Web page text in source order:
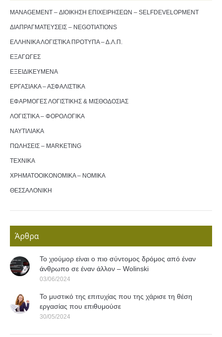
MANAGEMENT – ΔΙΟΙΚΗΣΗ ΕΠΙΧΕΙΡΗΣΕΩΝ – SELFDEVELOPMENT
ΔΙΑΠΡΑΓΜΑΤΕΥΣΕΙΣ – NEGOTIATIONS
ΕΛΛΗΝΙΚΑ ΛΟΓΙΣΤΙΚΑ ΠΡΟΤΥΠΑ – Δ.Λ.Π.
ΕΞΑΓΩΓΕΣ
ΕΞΕΙΔΙΚΕΥΜΕΝΑ
ΕΡΓΑΣΙΑΚΑ – ΑΣΦΑΛΙΣΤΙΚΑ
ΕΦΑΡΜΟΓΕΣ ΛΟΓΙΣΤΙΚΗΣ & ΜΙΣΘΟΔΟΣΙΑΣ
ΛΟΓΙΣΤΙΚΑ – ΦΟΡΟΛΟΓΙΚΑ
ΝΑΥΤΙΛΙΑΚΑ
ΠΩΛΗΣΕΙΣ – MARKETING
ΤΕΧΝΙΚΑ
ΧΡΗΜΑΤΟΟΙΚΟΝΟΜΙΚΑ – ΝΟΜΙΚΑ
ΘΕΣΣΑΛΟΝΙΚΗ
Άρθρα
Το χιούμορ είναι ο πιο σύντομος δρόμος από έναν
άνθρωπο σε έναν άλλον – Wolinski
03/06/2024
Το μυστικό της επιτυχίας που της χάρισε τη θέση
εργασίας που επιθυμούσε
30/05/2024